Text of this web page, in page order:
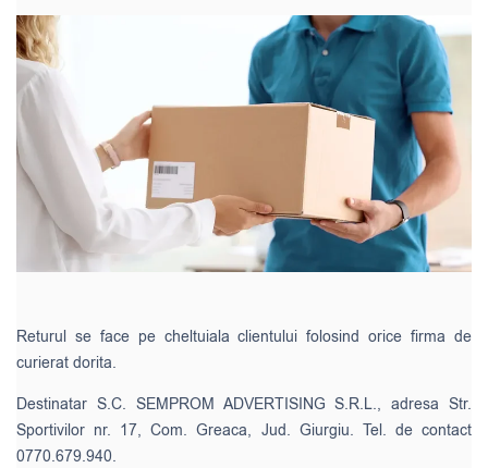
Returul se face pe cheltuiala clientului folosind orice firma de
curierat dorita.
Destinatar S.C. SEMPROM ADVERTISING S.R.L., adresa Str.
Sportivilor nr. 17, Com. Greaca, Jud. Giurgiu. Tel. de contact
0770.679.940.